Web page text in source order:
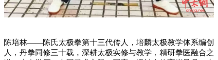
陈培林——陈氏太极拳第十三代传人，培麟太极教学体系编创
人，丹拳同修三十载，深耕太极实修与教学，精研拳医融合之